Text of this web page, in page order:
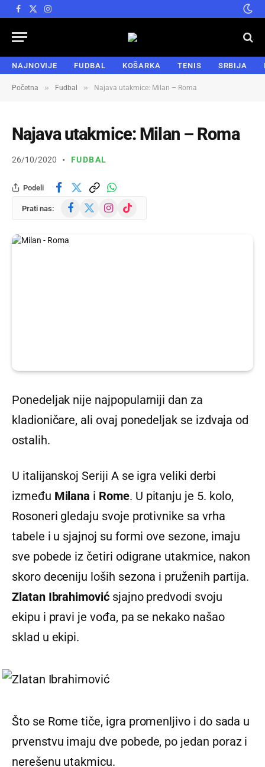
Facebook
X
Instagram
NAJNOVIJE FUDBAL KOŠARKA TENIS SRBIJA
Početna » Fudbal » Najava utakmice: Milan – Roma
Najava utakmice: Milan – Roma
26/10/2020 FUDBAL
Podeli
Prati nas: Facebook Instagram
TikTok
Ponedeljak nije najpopularniji dan za
kladioničare, ali ovaj ponedeljak se izdvaja od
ostalih.
U italijanskoj Seriji A se igra veliki derbi
između Milana i Rome. U pitanju je 5. kolo,
Rosoneri gledaju svoje protivnike sa vrha
tabele i u sjajnoj su formi ove sezone, imaju
sve pobede iz četiri odigrane utakmice, nakon
skoro deceniju loših sezona i pruženih partija.
Zlatan Ibrahimovićsjajno predvodi svoju
ekipu i pravi je vođa, pa se nekako našao
sklad u ekipi.
Što se Rome tiče, igra promenljivo i do sada u
prvenstvu imaju dve pobede, po jedan poraz i
nerešenu utakmicu.